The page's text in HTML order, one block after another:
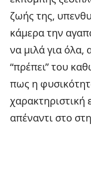
ζωής της,
κάμερα την
να μιλά για
“πρέπει” του
πως η
χαρακτηριστική
απέναντι στο